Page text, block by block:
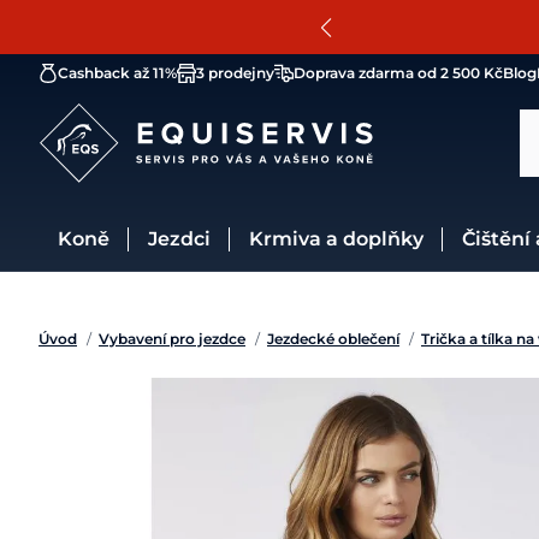
Cashback až 11% 3 prodejny Doprava zdarma od 2 500 KčBlog
Koně Jezdci Krmiva a doplňky
Úvod / Vybavení pro jezdce / Jezdecké oblečení / Trička a tílka na